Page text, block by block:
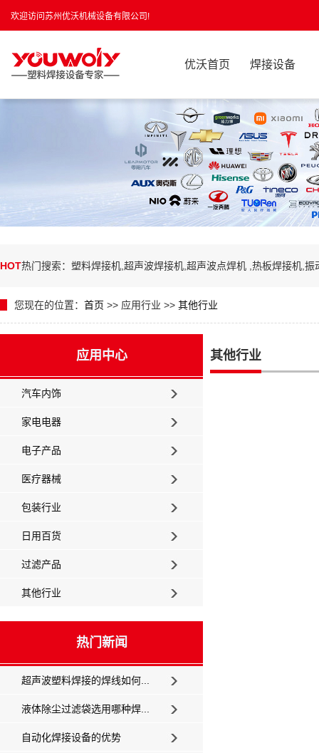
欢迎访问苏州优沃机械设备有限公司!
优沃首页 焊接设备
HOT热门搜索：塑料焊接机,超声波焊接机,超声波点焊机 ,热板焊接机,振
您现在的位置： 首页 >> 应用行业 >> 其他行业
应用中心
汽车内饰
家电电器
电子产品
医疗器械
包装行业
日用百货
过滤产品
其他行业
热门新闻
超声波塑料焊接的焊线如何...
液体除尘过滤袋选用哪种焊...
自动化焊接设备的优势
其他行业